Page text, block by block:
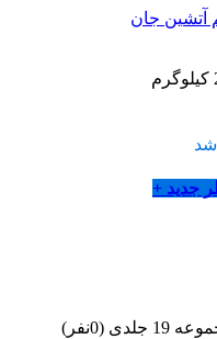
آتشین جان
شد
جدید +
جلدی
(0نفر)